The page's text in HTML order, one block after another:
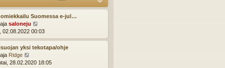
t
i
v
i
t
i
u
s
n
v
i
s
Suomessa e-jul…
saloneju
ä
y
t
u
02.08.2022 00:03
yksi tekotapa/ohje
Ridge
ä
28.02.2020 18:05